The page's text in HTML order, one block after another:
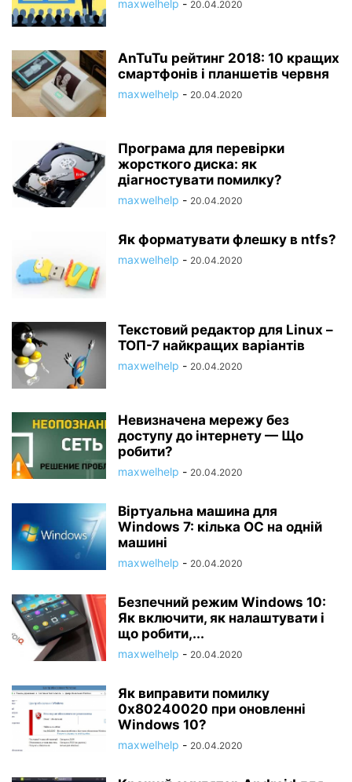
maxwelhelp - 20.04.2020
AnTuTu рейтинг 2018: 10 кращих
смартфонів і планшетів червня
maxwelhelp - 20.04.2020
Програма для перевірки
жорсткого диска: як
діагностувати помилку?
maxwelhelp - 20.04.2020
Як форматувати флешку в ntfs?
maxwelhelp - 20.04.2020
Текстовий редактор для Linux –
ТОП-7 найкращих варіантів
maxwelhelp - 20.04.2020
Невизначена мережу без
доступу до інтернету — Що
робити?
maxwelhelp - 20.04.2020
Віртуальна машина для
Windows 7: кілька ОС на одній
машині
maxwelhelp - 20.04.2020
Безпечний режим Windows 10:
Як включити, як налаштувати і
що робити,...
maxwelhelp - 20.04.2020
Як виправити помилку
0x80240020 при оновленні
Windows 10?
maxwelhelp - 20.04.2020